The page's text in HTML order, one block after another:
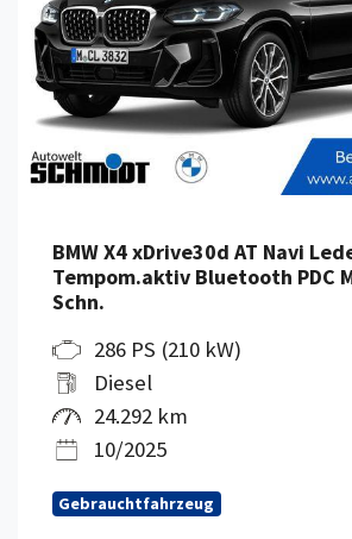
BMW X4 xDrive30d AT Navi
Tempom.aktiv Bluetooth PDC
Schn.
286 PS (210 kW)
Diesel
24.292 km
10/2025
Gebrauchtfahrzeug